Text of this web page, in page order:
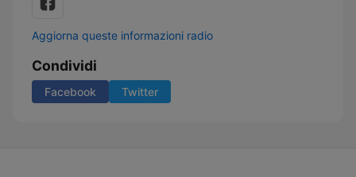
Aggiorna queste informazioni radio
Condividi
Facebook Twitter